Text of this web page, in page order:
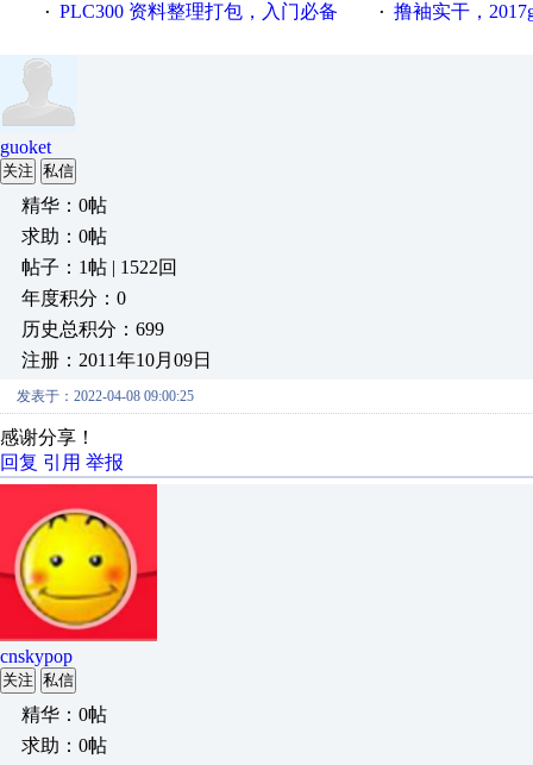
· PLC300 资料整理打包，入门必备 · 撸袖实干，2017gongkong®第
guoket
关注 私信
精华：0帖
求助：0帖
帖子：1帖 | 1522回
年度积分：0
历史总积分：699
注册：2011年10月09日
发表于：2022-04-08 09:00:25
感谢分享！
回复 引用 举报
cnskypop
关注 私信
精华：0帖
求助：0帖